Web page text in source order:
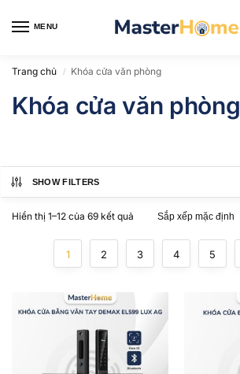
MENU
Trang chủ / Khóa cửa văn phòng
Khóa cửa văn phòng
SHOW FILTERS
Hiển thị 1–12 của 69 kết quả
1 2 3 4 5